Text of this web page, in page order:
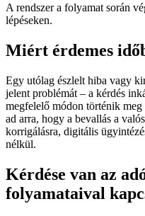
A rendszer a folyamat során
lépéseken.
Miért érdemes
Egy utólag észlelt hiba vagy
jelent problémát – a kérdés
megfelelő módon történik
ad arra, hogy a bevallás a
korrigálásra, digitális
nélkül.
Kérdése van az
folyamataival